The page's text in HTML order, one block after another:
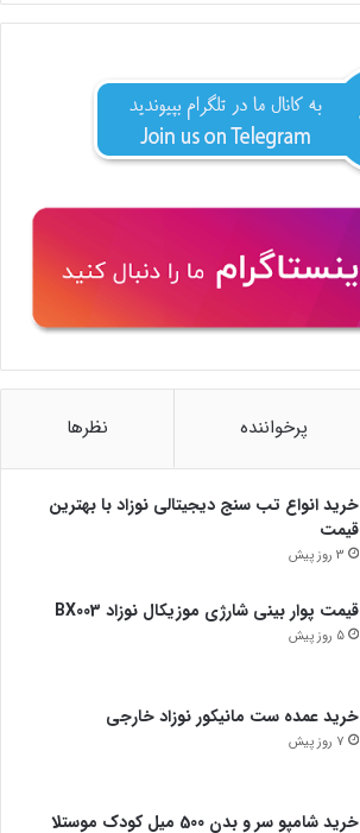
پرخواننده نظرها
خرید انواع تب سنج دیجیتالی نوزاد با بهترین
قیمت
3 روز پیش
قیمت پوار بینی شارژی موزیکال نوزاد BX003
5 روز پیش
خرید عمده ست مانیکور نوزاد خارجی
7 روز پیش
خرید شامپو سر و بدن 500 میل کودک موستلا